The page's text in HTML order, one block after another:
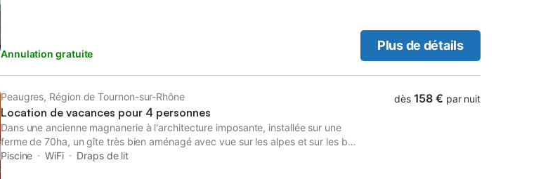
Annulation gratuite
Plus de détails
Peaugres, Région de Tournon-sur-Rhône
Location de vacances pour 4 personnes
Dans une ancienne magnanerie à l'architecture imposante, installée sur une
ferme de 70ha, un gîte très bien aménagé avec vue sur les alpes et sur les bois
de la ferme. En face du safari parc de Peaugres et à 5min du très joli golf de
Piscine WiFi Draps de lit
dès 158 € par nuit